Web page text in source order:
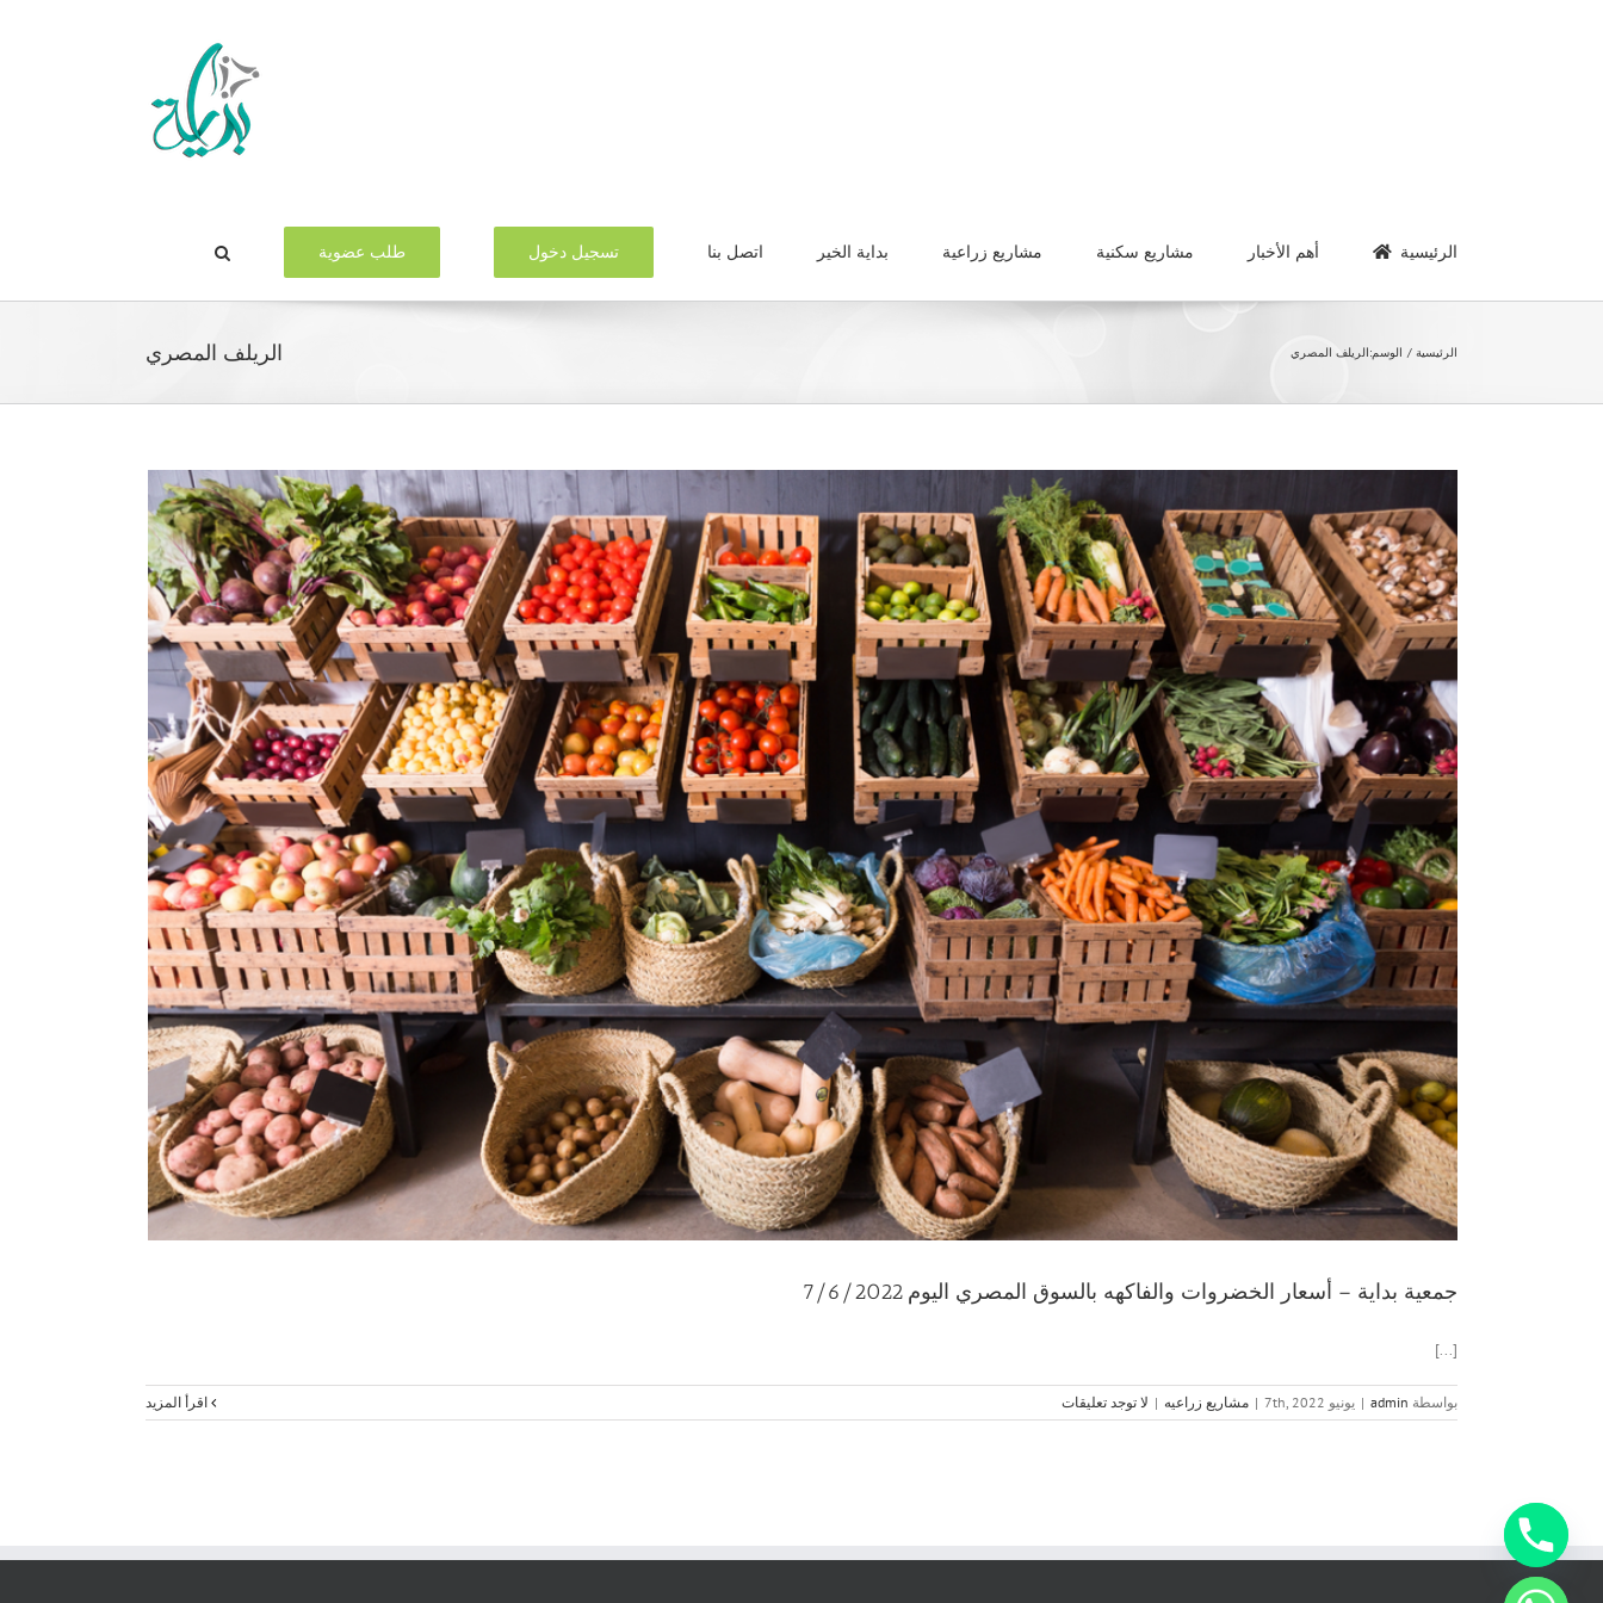
الرئيسية أهم الأخبار مشاريع سكنية مشاريع زراعية بداية الخير اتصل بنا تسجيل دخول طلب عضوية
الريلف المصري الرئيسية الوسم:الريلف المصري
جمعية بداية – أسعار الخضروات والفاكهه بالسوق المصري اليوم 7/6/2022
[...]
بواسطة admin
| يونيو 7th, 2022 | مشاريع زراعيه | لا توجد تعليقات